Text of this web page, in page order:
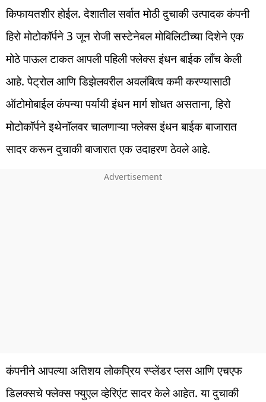
किफायतशीर होईल. देशातील सर्वात मोठी दुचाकी उत्पादक कंपनी
हिरो मोटोकॉर्पने 3 जून रोजी सस्टेनेबल मोबिलिटीच्या दिशेने एक
मोठे पाऊल टाकत आपली पहिली फ्लेक्स इंधन बाईक लाँच केली
आहे. पेट्रोल आणि डिझेलवरील अवलंबित्व कमी करण्यासाठी
ऑटोमोबाईल कंपन्या पर्यायी इंधन मार्ग शोधत असताना, हिरो
मोटोकॉर्पने इथेनॉलवर चालणाऱ्या फ्लेक्स इंधन बाईक बाजारात
सादर करून दुचाकी बाजारात एक उदाहरण ठेवले आहे.
कंपनीने आपल्या अतिशय लोकप्रिय स्प्लेंडर प्लस आणि एचएफ
डिलक्सचे फ्लेक्स फ्युएल व्हेरिएंट सादर केले आहेत. या दुचाकी